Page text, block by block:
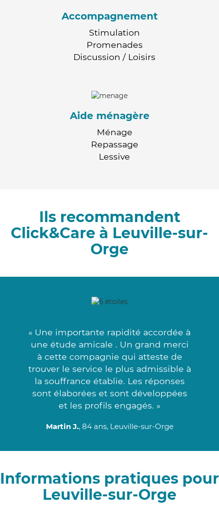
Accompagnement
Stimulation
Promenades
Discussion / Loisirs
Aide ménagère
Ménage
Repassage
Lessive
Ils recommandent
Click&Care à Leuville-sur-
Orge
« Une importante rapidité accordée à
une étude amicale . Un grand merci
à cette compagnie qui atteste de
trouver le service le plus admissible à
la souffrance établie. Les réponses
sont élaborées et sont développées
et les profils engagés. »
Martin J., 84 ans, Leuville-sur-Orge
Informations pratiques pour
Leuville-sur-Orge